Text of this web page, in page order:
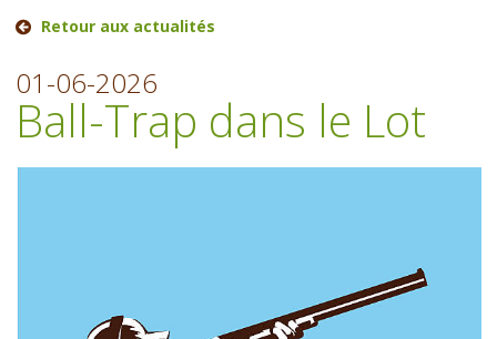
Retour aux actualités
01-06-2026
Ball-Trap dans le Lot